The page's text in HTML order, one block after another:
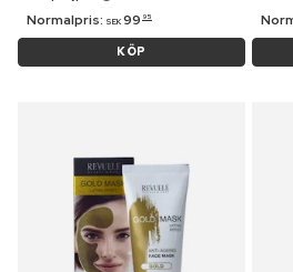
Normalpris: SEK 99 95
KÖP